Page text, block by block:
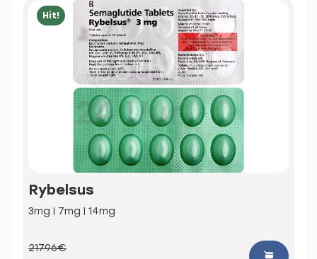
Hit!
Rybelsus
3mg | 7mg | 14mg
217.96€